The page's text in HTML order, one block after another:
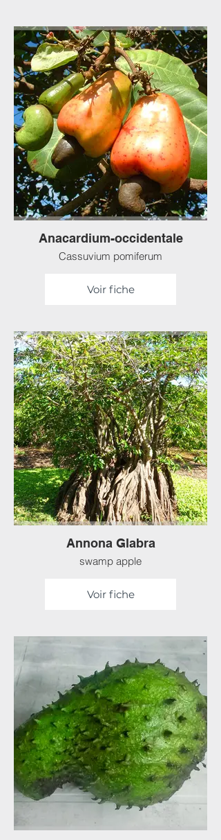
Anacardium-occidentale
Cassuvium pomiferum
Voir fiche
Annona Glabra
swamp apple
Voir fiche